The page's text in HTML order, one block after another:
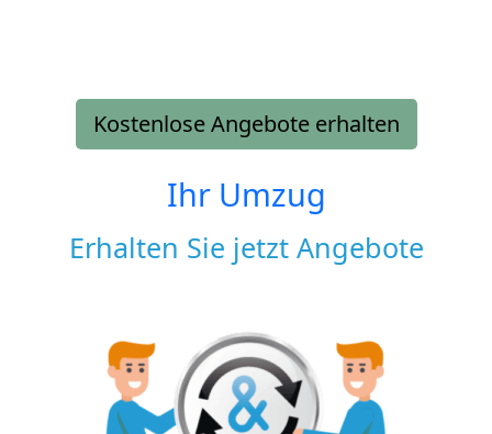
Kostenlose Angebote erhalten
Ihr Umzug
Erhalten Sie jetzt Angebote